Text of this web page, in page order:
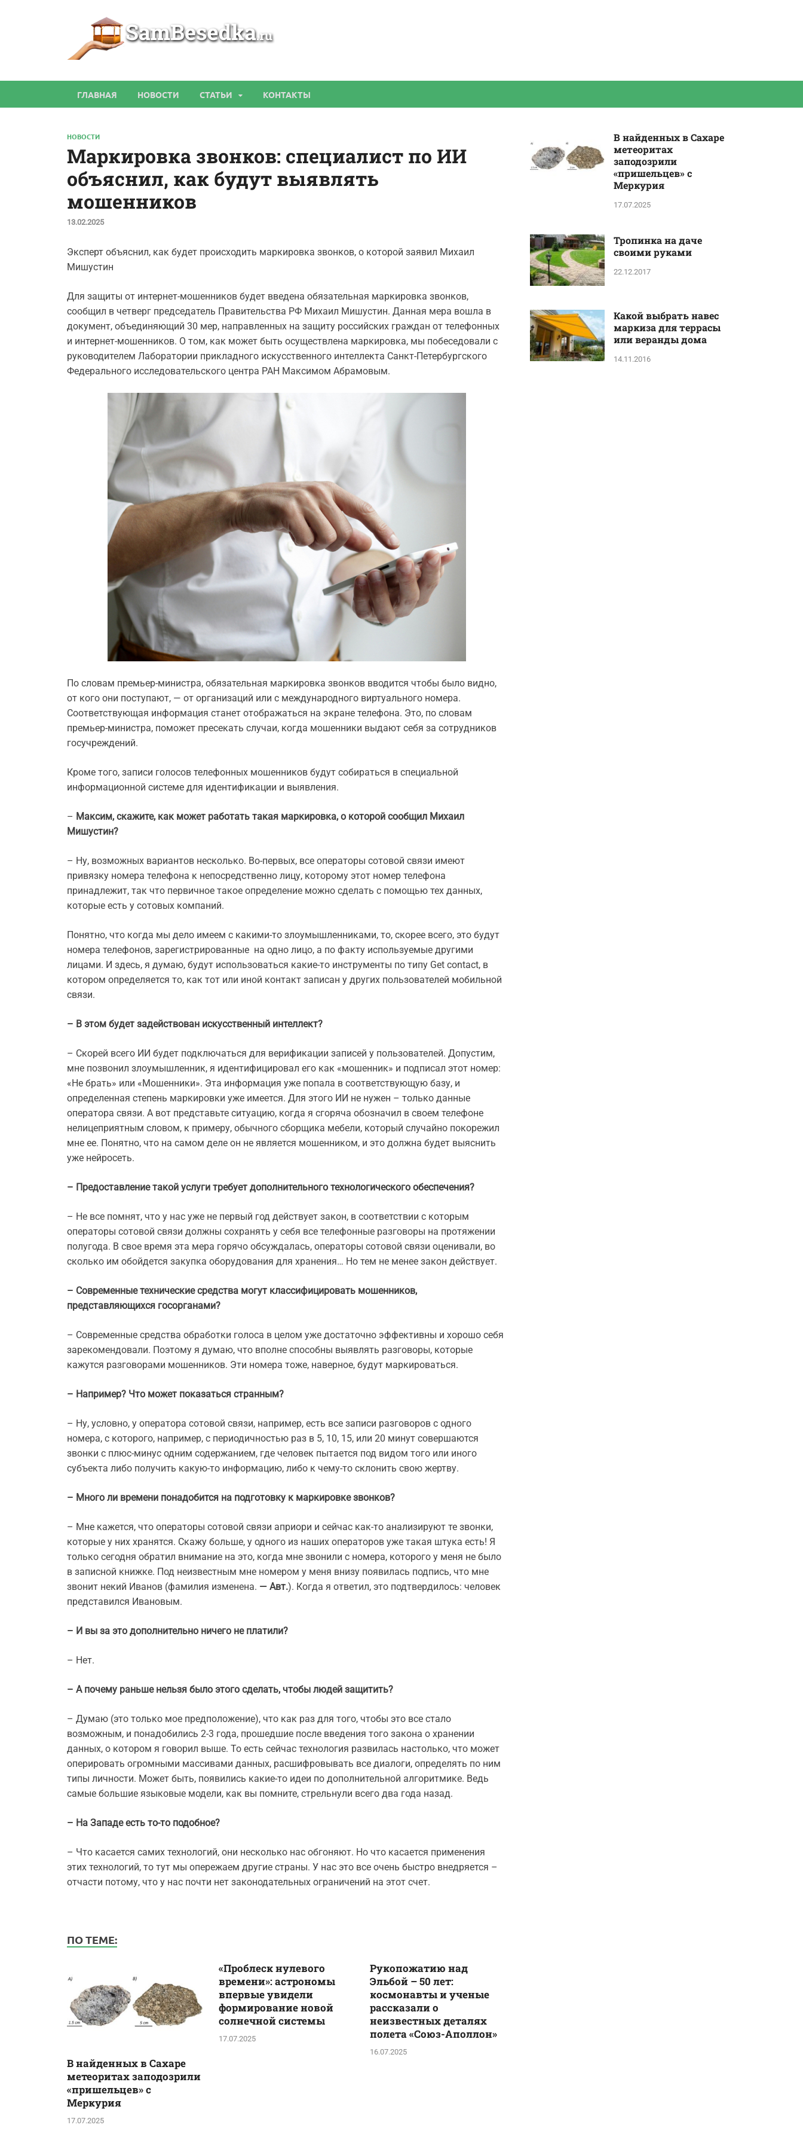
ГЛАВНАЯ НОВОСТИ СТАТЬИ КОНТАКТЫ
НОВОСТИ
Маркировка звонков: специалист по ИИ
объяснил, как будут выявлять
мошенников
13.02.2025
Эксперт объяснил, как будет происходить маркировка звонков, о которой заявил Михаил
Мишустин
Для защиты от интернет-мошенников будет введена обязательная маркировка звонков,
сообщил в четверг председатель Правительства РФ Михаил Мишустин. Данная мера вошла в
документ, объединяющий 30 мер, направленных на защиту российских граждан от телефонных
и интернет-мошенников. О том, как может быть осуществлена маркировка, мы побеседовали с
руководителем Лаборатории прикладного искусственного интеллекта Санкт-Петербургского
Федерального исследовательского центра РАН Максимом Абрамовым.
По словам премьер-министра, обязательная маркировка звонков вводится чтобы было видно,
от кого они поступают, — от организаций или с международного виртуального номера.
Соответствующая информация станет отображаться на экране телефона. Это, по словам
премьер-министра, поможет пресекать случаи, когда мошенники выдают себя за сотрудников
госучреждений.
Кроме того, записи голосов телефонных мошенников будут собираться в специальной
информационной системе для идентификации и выявления.
– Максим, скажите, как может работать такая маркировка, о которой сообщил Михаил
Мишустин?
– Ну, возможных вариантов несколько. Во-первых, все операторы сотовой связи имеют
привязку номера телефона к непосредственно лицу, которому этот номер телефона
принадлежит, так что первичное такое определение можно сделать с помощью тех данных,
которые есть у сотовых компаний.
Понятно, что когда мы дело имеем с какими-то злоумышленниками, то, скорее всего, это будут
номера телефонов, зарегистрированные на одно лицо, а по факту используемые другими
лицами. И здесь, я думаю, будут использоваться какие-то инструменты по типу Get contact, в
котором определяется то, как тот или иной контакт записан у других пользователей мобильной
связи.
– В этом будет задействован искусственный интеллект?
– Скорей всего ИИ будет подключаться для верификации записей у пользователей. Допустим,
мне позвонил злоумышленник, я идентифицировал его как «мошенник» и подписал этот номер:
«Не брать» или «Мошенники». Эта информация уже попала в соответствующую базу, и
определенная степень маркировки уже имеется. Для этого ИИ не нужен – только данные
оператора связи. А вот представьте ситуацию, когда я сгоряча обозначил в своем телефоне
нелицеприятным словом, к примеру, обычного сборщика мебели, который случайно покорежил
мне ее. Понятно, что на самом деле он не является мошенником, и это должна будет выяснить
уже нейросеть.
– Предоставление такой услуги требует дополнительного технологического обеспечения?
– Не все помнят, что у нас уже не первый год действует закон, в соответствии с которым
операторы сотовой связи должны сохранять у себя все телефонные разговоры на протяжении
полугода. В свое время эта мера горячо обсуждалась, операторы сотовой связи оценивали, во
сколько им обойдется закупка оборудования для хранения… Но тем не менее закон действует.
– Современные технические средства могут классифицировать мошенников,
представляющихся госорганами?
– Современные средства обработки голоса в целом уже достаточно эффективны и хорошо себя
зарекомендовали. Поэтому я думаю, что вполне способны выявлять разговоры, которые
кажутся разговорами мошенников. Эти номера тоже, наверное, будут маркироваться.
– Например? Что может показаться странным?
– Ну, условно, у оператора сотовой связи, например, есть все записи разговоров с одного
номера, с которого, например, с периодичностью раз в 5, 10, 15, или 20 минут совершаются
звонки с плюс-минус одним содержанием, где человек пытается под видом того или иного
субъекта либо получить какую-то информацию, либо к чему-то склонить свою жертву.
– Много ли времени понадобится на подготовку к маркировке звонков?
– Мне кажется, что операторы сотовой связи априори и сейчас как-то анализируют те звонки,
которые у них хранятся. Скажу больше, у одного из наших операторов уже такая штука есть! Я
только сегодня обратил внимание на это, когда мне звонили с номера, которого у меня не было
в записной книжке. Под неизвестным мне номером у меня внизу появилась подпись, что мне
звонит некий Иванов (фамилия изменена. — Авт.). Когда я ответил, это подтвердилось: человек
представился Ивановым.
– И вы за это дополнительно ничего не платили?
– Нет.
– А почему раньше нельзя было этого сделать, чтобы людей защитить?
– Думаю (это только мое предположение), что как раз для того, чтобы это все стало
возможным, и понадобились 2-3 года, прошедшие после введения того закона о хранении
данных, о котором я говорил выше. То есть сейчас технология развилась настолько, что может
оперировать огромными массивами данных, расшифровывать все диалоги, определять по ним
типы личности. Может быть, появились какие-то идеи по дополнительной алгоритмике. Ведь
самые большие языковые модели, как вы помните, стрельнули всего два года назад.
– На Западе есть то-то подобное?
– Что касается самих технологий, они несколько нас обгоняют. Но что касается применения
этих технологий, то тут мы опережаем другие страны. У нас это все очень быстро внедряется –
отчасти потому, что у нас почти нет законодательных ограничений на этот счет.
ПО ТЕМЕ:
В найденных в Сахаре
метеоритах заподозрили
«пришельцев» с
Меркурия
17.07.2025
«Проблеск нулевого
времени»: астрономы
впервые увидели
формирование новой
солнечной системы
17.07.2025
Рукопожатию над
Эльбой – 50 лет:
космонавты и ученые
рассказали о
неизвестных деталях
полета «Союз-Аполлон»
16.07.2025
В найденных в Сахаре
метеоритах
заподозрили
«пришельцев» с
Меркурия
17.07.2025
Тропинка на даче
своими руками
22.12.2017
Какой выбрать навес
маркиза для террасы
или веранды дома
14.11.2016